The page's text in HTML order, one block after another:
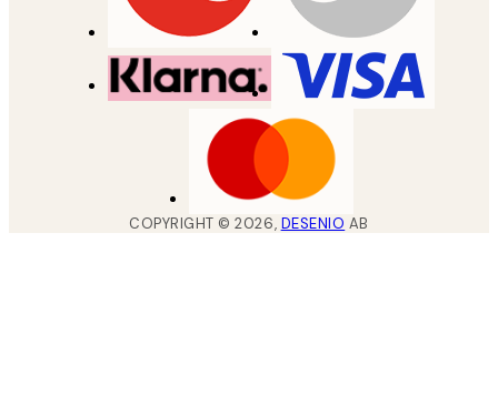
COPYRIGHT ©2026, DESENIO AB